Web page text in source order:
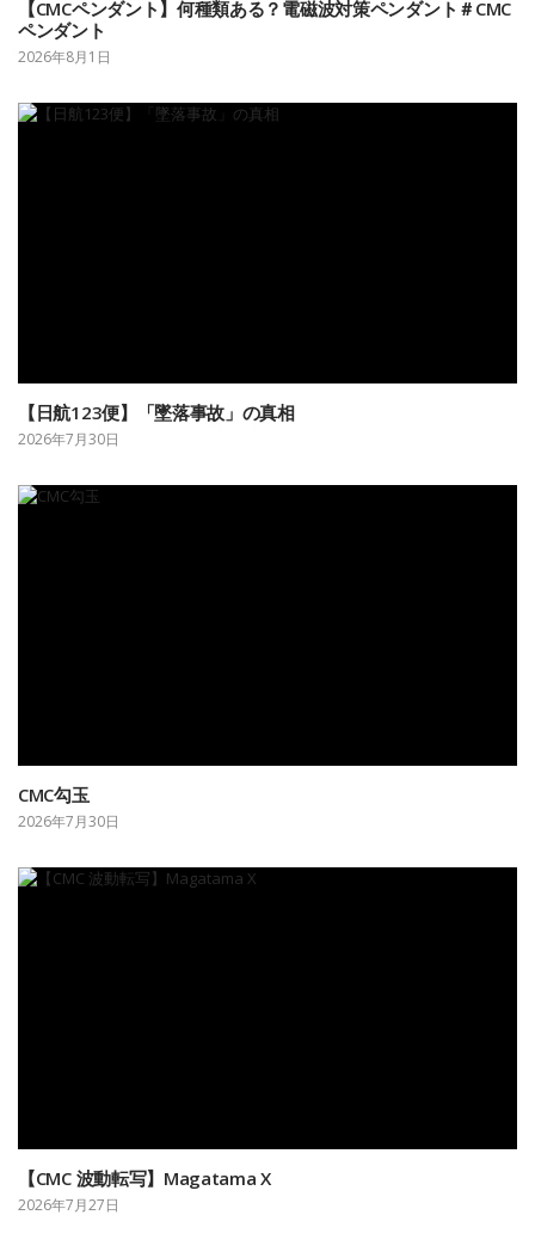
【CMCペンダント】何種類ある？電磁波対策ペンダント＃CMC
ペンダント
2026年8月1日
【日航123便】「墜落事故」の真相
2026年7月30日
CMC勾玉
2026年7月30日
【CMC 波動転写】Magatama X
2026年7月27日